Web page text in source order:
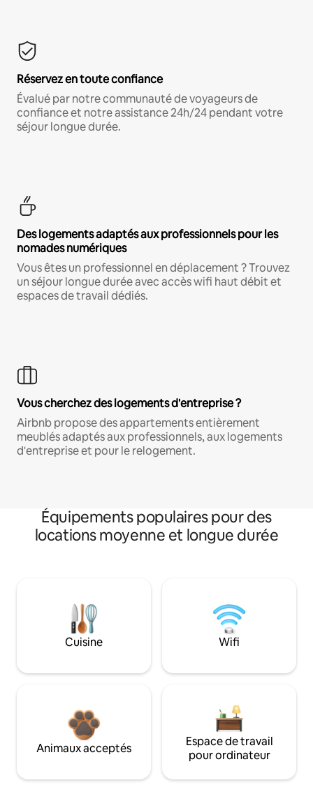
Réservez en toute confiance
Évalué par notre communauté de voyageurs de
confiance et notre assistance 24h/24 pendant votre
séjour longue durée.
Des logements adaptés aux professionnels pour les
nomades numériques
Vous êtes un professionnel en déplacement ? Trouvez
un séjour longue durée avec accès wifi haut débit et
espaces de travail dédiés.
Vous cherchez des logements d'entreprise ?
Airbnb propose des appartements entièrement
meublés adaptés aux professionnels, aux logements
d'entreprise et pour le relogement.
Équipements populaires pour des
locations moyenne et longue durée
Cuisine Wifi
Animaux acceptés
Espace de travail
pour ordinateur